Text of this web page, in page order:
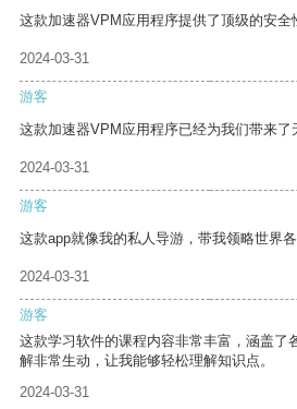
这款加速器VPM应用程序提供了顶级的安全
2024-03-31
游客
这款加速器VPM应用程序已经为我们带来了
2024-03-31
游客
这款app就像我的私人导游，带我领略世界各
2024-03-31
游客
这款学习软件的课程内容非常丰富，涵盖了
解非常生动，让我能够轻松理解知识点。
2024-03-31